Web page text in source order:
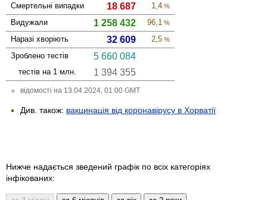
Смер­тельні випадки
18 687 1,4 %
Виду­жали 1 258 432 96,1 %
Наразі хворіють 32 609 2,5 %
Зроблено тестів 5 660 084
тестів на 1 млн. 1 394 355
відомості на 13.04.2024, 01:00 GMT
Див. також: вакцинація від коронавірусу в Хорватії
Нижче надається зведений графік по всіх категоріях
інфікованих: